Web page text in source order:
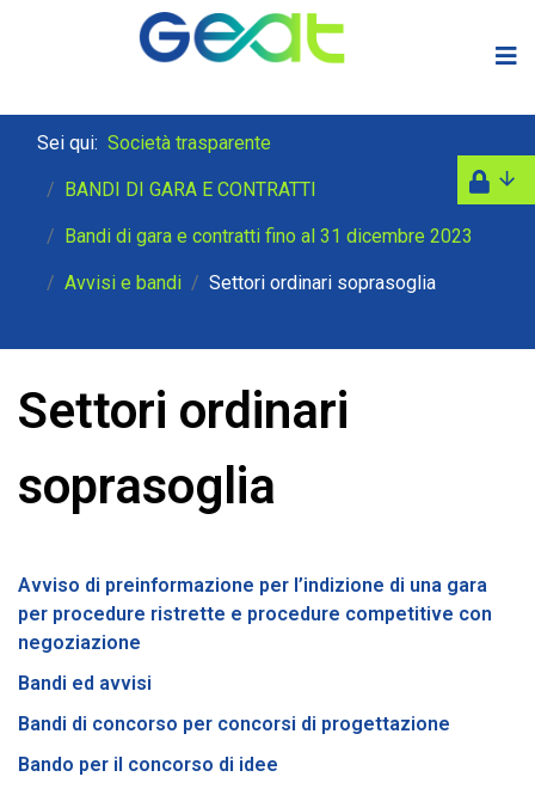
Sei qui: Società trasparente
BANDI DI GARA E CONTRATTI
Bandi di gara e contratti fino al 31 dicembre 2023
Avvisi e bandi Settori ordinari soprasoglia
Settori ordinari
soprasoglia
Avviso di preinformazione per l’indizione di una gara
per procedure ristrette e procedure competitive con
negoziazione
Bandi ed avvisi
Bandi di concorso per concorsi di progettazione
Bando per il concorso di idee